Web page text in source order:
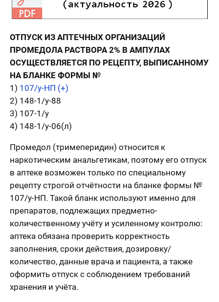
ОТПУСК ИЗ АПТЕЧНЫХ ОРГАНИЗАЦИЙ
ПРОМЕДОЛА РАСТВОРА 2% В АМПУЛАХ
ОСУЩЕСТВЛЯЕТСЯ ПО РЕЦЕПТУ, ВЫПИСАННОМУ
НА БЛАНКЕ ФОРМЫ №
1) 107/у-НП (+)
2) 148-1/у-88
3) 107-1/у
4) 148-1/у-06(л)
Промедол (тримеперидин) относится к
наркотическим анальгетикам, поэтому его отпуск
в аптеке возможен только по специальному
рецепту строгой отчётности на бланке формы №
107/у-НП. Такой бланк используют именно для
препаратов, подлежащих предметно-
количественному учёту и усиленному контролю:
аптека обязана проверить корректность
заполнения, сроки действия, дозировку/
количество, данные врача и пациента, а также
оформить отпуск с соблюдением требований
хранения и учёта.